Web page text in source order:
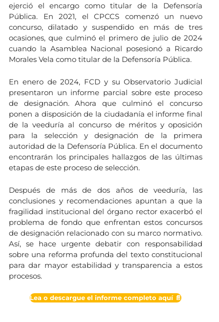
ejerció el encargo como titular de la Defensoría
Pública. En 2021, el CPCCS comenzó un nuevo
concurso, dilatado y suspendido en más de tres
ocasiones, que culminó el primero de julio de 2024
cuando la Asamblea Nacional posesionó a Ricardo
Morales Vela como titular de la Defensoría Pública.
En enero de 2024, FCD y su Observatorio Judicial
presentaron un informe parcial sobre este proceso
de designación. Ahora que culminó el concurso
ponen a disposición de la ciudadanía el informe final
de la veeduría al concurso de méritos y oposición
para la selección y designación de la primera
autoridad de la Defensoría Pública. En el documento
encontrarán los principales hallazgos de las últimas
etapas de este proceso de selección.
Después de más de dos años de veeduría, las
conclusiones y recomendaciones apuntan a que la
fragilidad institucional del órgano rector exacerbó el
problema de fondo que enfrentan estos concursos
de designación relacionado con su marco normativo.
Así, se hace urgente debatir con responsabilidad
sobre una reforma profunda del texto constitucional
para dar mayor estabilidad y transparencia a estos
procesos.
Lea o descargue el informe completo aquí 📄